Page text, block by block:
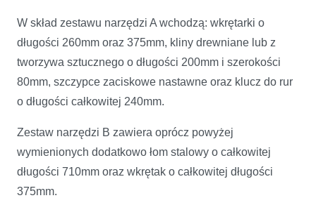
W skład zestawu narzędzi A wchodzą: wkrętarki o
długości 260mm oraz 375mm, kliny drewniane lub z
tworzywa sztucznego o długości 200mm i szerokości
80mm, szczypce zaciskowe nastawne oraz klucz do rur
o długości całkowitej 240mm.
Zestaw narzędzi B zawiera oprócz powyżej
wymienionych dodatkowo łom stalowy o całkowitej
długości 710mm oraz wkrętak o całkowitej długości
375mm.